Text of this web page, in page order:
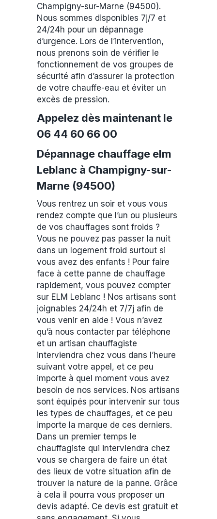
Champigny-sur-Marne (94500).
Nous sommes disponibles 7j/7 et
24/24h pour un dépannage
d’urgence. Lors de l’intervention,
nous prenons soin de vérifier le
fonctionnement de vos groupes de
sécurité afin d’assurer la protection
de votre chauffe-eau et éviter un
excès de pression.
Appelez dès maintenant le
06 44 60 66 00
Dépannage chauffage elm
Leblanc à Champigny-sur-
Marne (94500)
Vous rentrez un soir et vous vous
rendez compte que l’un ou plusieurs
de vos chauffages sont froids ?
Vous ne pouvez pas passer la nuit
dans un logement froid surtout si
vous avez des enfants ! Pour faire
face à cette panne de chauffage
rapidement, vous pouvez compter
sur ELM Leblanc ! Nos artisans sont
joignables 24/24h et 7/7j afin de
vous venir en aide ! Vous n’avez
qu’à nous contacter par téléphone
et un artisan chauffagiste
interviendra chez vous dans l’heure
suivant votre appel, et ce peu
importe à quel moment vous avez
besoin de nos services. Nos artisans
sont équipés pour intervenir sur tous
les types de chauffages, et ce peu
importe la marque de ces derniers.
Dans un premier temps le
chauffagiste qui interviendra chez
vous se chargera de faire un état
des lieux de votre situation afin de
trouver la nature de la panne. Grâce
à cela il pourra vous proposer un
devis adapté. Ce devis est gratuit et